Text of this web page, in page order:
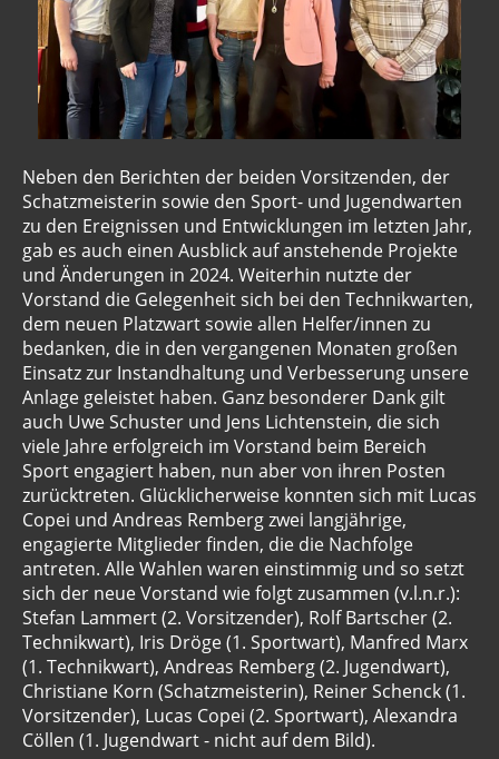
Neben den Berichten der beiden Vorsitzenden, der
Schatzmeisterin sowie den Sport- und Jugendwarten
zu den Ereignissen und Entwicklungen im letzten Jahr,
gab es auch einen Ausblick auf anstehende Projekte
und Änderungen in 2024. Weiterhin nutzte der
Vorstand die Gelegenheit sich bei den Technikwarten,
dem neuen Platzwart sowie allen Helfer/innen zu
bedanken, die in den vergangenen Monaten großen
Einsatz zur Instandhaltung und Verbesserung unsere
Anlage geleistet haben. Ganz besonderer Dank gilt
auch Uwe Schuster und Jens Lichtenstein, die sich
viele Jahre erfolgreich im Vorstand beim Bereich
Sport engagiert haben, nun aber von ihren Posten
zurücktreten. Glücklicherweise konnten sich mit Lucas
Copei und Andreas Remberg zwei langjährige,
engagierte Mitglieder finden, die die Nachfolge
antreten. Alle Wahlen waren einstimmig und so setzt
sich der neue Vorstand wie folgt zusammen (v.l.n.r.):
Stefan Lammert (2. Vorsitzender), Rolf Bartscher (2.
Technikwart), Iris Dröge (1. Sportwart), Manfred Marx
(1. Technikwart), Andreas Remberg (2. Jugendwart),
Christiane Korn (Schatzmeisterin), Reiner Schenck (1.
Vorsitzender), Lucas Copei (2. Sportwart), Alexandra
Cöllen (1. Jugendwart - nicht auf dem Bild).